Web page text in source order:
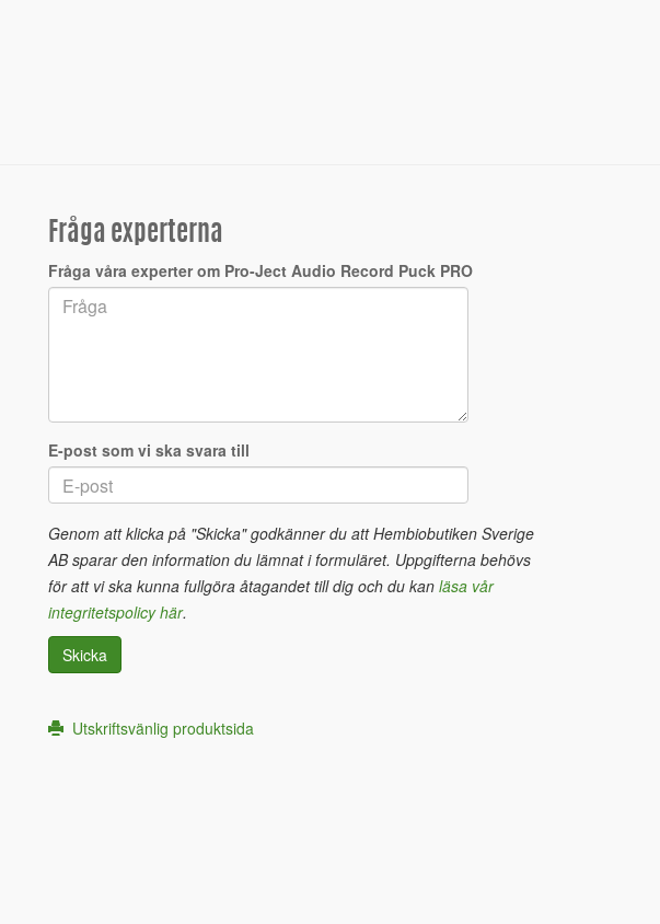
Fråga experterna
Fråga våra experter om Pro-Ject Audio Record Puck PRO
E-post som vi ska svara till
Genom att klicka på "Skicka" godkänner du att Hembiobutiken Sverige
AB sparar den information du lämnat i formuläret. Uppgifterna behövs
för att vi ska kunna fullgöra åtagandet till dig och du kan läsa vår
integritetspolicy här.
Skicka
Utskriftsvänlig produktsida